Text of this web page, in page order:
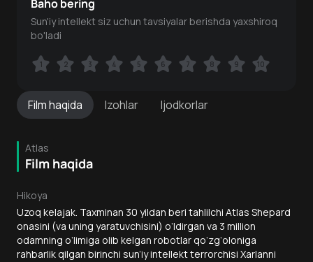
Filmhaqida Izohlar Ijodkorlar
Atlas
Film haqida
Hikoya
Uzoq kelajak. Taxminan 30 yildan beri tahlilchi Atlas Shepard
onasini (va uning yaratuvchisini) o‘ldirgan va 3 million
odamning o‘limiga olib kelgan robotlar qo‘zg‘oloniga
rahbarlik qilgan birinchi sun’iy intellekt terrorchisi Xarlanni
Baho bering
Sun'iy intellekt siz uchun tavsiyalar berishda yaxshiroq
bo'ladi
1 2 3 4 5 6 7 8 9 10
1 2 3 4 5 6 7 8 9 10